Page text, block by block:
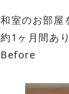
和室のお部屋
約1ヶ月間あ
Before